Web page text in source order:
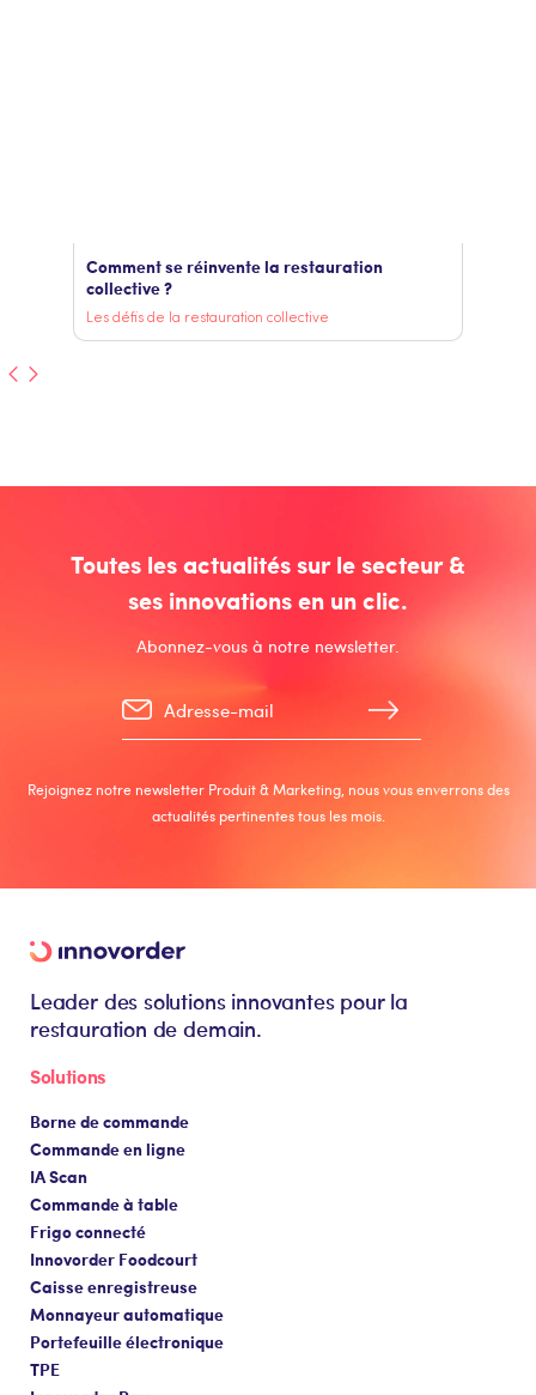
Comment se réinvente la restauration
collective ?
Les défis de la restauration collective
Toutes les actualités sur le secteur &
ses innovations en un clic.
Abonnez-vous à notre newsletter.
Rejoignez notre newsletter Produit & Marketing, nous vous enverrons des
actualités pertinentes tous les mois.
Leader des solutions innovantes pour la
restauration de demain.
Solutions
Borne de commande
Commande en ligne
IA Scan
Commande à table
Frigo connecté
Innovorder Foodcourt
Caisse enregistreuse
Monnayeur automatique
Portefeuille électronique
TPE